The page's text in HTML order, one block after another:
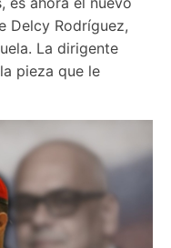
Delcy Rodríguez,
La dirigente
pieza que le